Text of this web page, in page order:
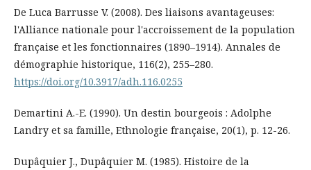
De Luca Barrusse V. (2008). Des liaisons avantageuses:
l'Alliance nationale pour l'accroissement de la population
française et les fonctionnaires (1890–1914). Annales de
démographie historique, 116(2), 255–280.
https://doi.org/10.3917/adh.116.0255
Demartini A.-E. (1990). Un destin bourgeois : Adolphe
Landry et sa famille, Ethnologie française, 20(1), p. 12-26.
Dupâquier J., Dupâquier M. (1985). Histoire de la